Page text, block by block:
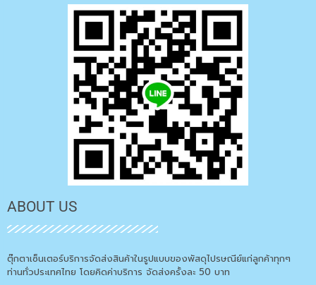
ABOUT US
ตุ๊กตาเซ็นเตอร์บริการจัดส่งสินค้าในรูปแบบของพัสดุไปรษณีย์แก่ลูกค้าทุกๆ
ท่านทั่วประเทศไทย โดยคิดค่าบริการ จัดส่งครั้งละ 50 บาท